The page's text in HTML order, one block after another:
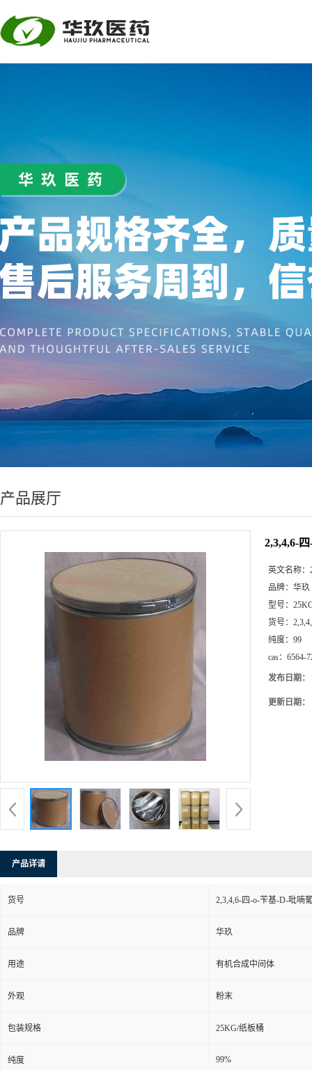
产品展厅
2,3,4,6-
英文名称：
品牌： 华玖
型号：
货号：
纯度： 99
cas： 6564-
发布日期：
更新日期：
产品详请
货号 2,3,4,6-四-o-苄基-D-吡喃
品牌 华玖
用途 有机合成中间体
外观 粉末
包装规格 25KG/纸板桶
纯度 99%